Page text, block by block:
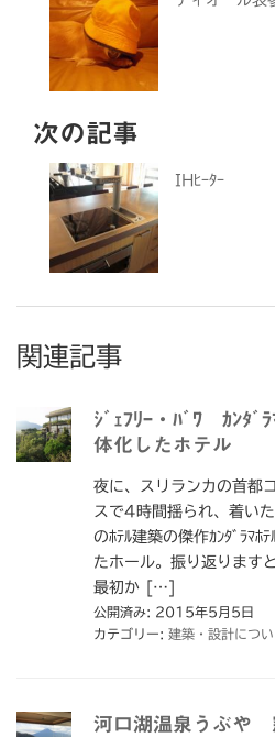
次の記事
IHﾋｰﾀｰ
関連記事
ｼﾞｪﾌﾘｰ・ﾊﾞﾜ ｶﾝﾀﾞ
体化したホテル
夜に、スリランカの首都
スで4時間揺られ、着い
のﾎﾃﾙ建築の傑作ｶﾝﾀﾞﾗﾏﾎ
たホール。振り返ります
最初か […]
公開済み: 2015年5月5日
カテゴリー: 建築・設計につい
河口湖温泉うぶや